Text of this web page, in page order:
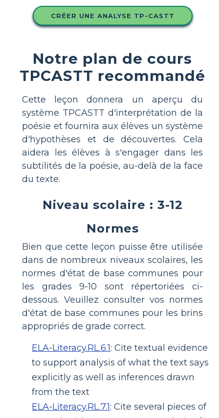
CRÉER UNE ANALYSE TP-CASTT
Notre plan de cours
TPCASTT recommandé
Cette leçon donnera un aperçu du
système TPCASTT d'interprétation de la
poésie et fournira aux élèves un système
d'hypothèses et de découvertes. Cela
aidera les élèves à s'engager dans les
subtilités de la poésie, au-delà de la face
du texte.
Niveau scolaire : 3-12
Normes
Bien que cette leçon puisse être utilisée
dans de nombreux niveaux scolaires, les
normes d'état de base communes pour
les grades 9-10 sont répertoriées ci-
dessous. Veuillez consulter vos normes
d'état de base communes pour les brins
appropriés de grade correct.
ELA-Literacy.RL.6.1: Cite textual evidence
to support analysis of what the text says
explicitly as well as inferences drawn
from the text
ELA-Literacy.RL.7.1: Cite several pieces of